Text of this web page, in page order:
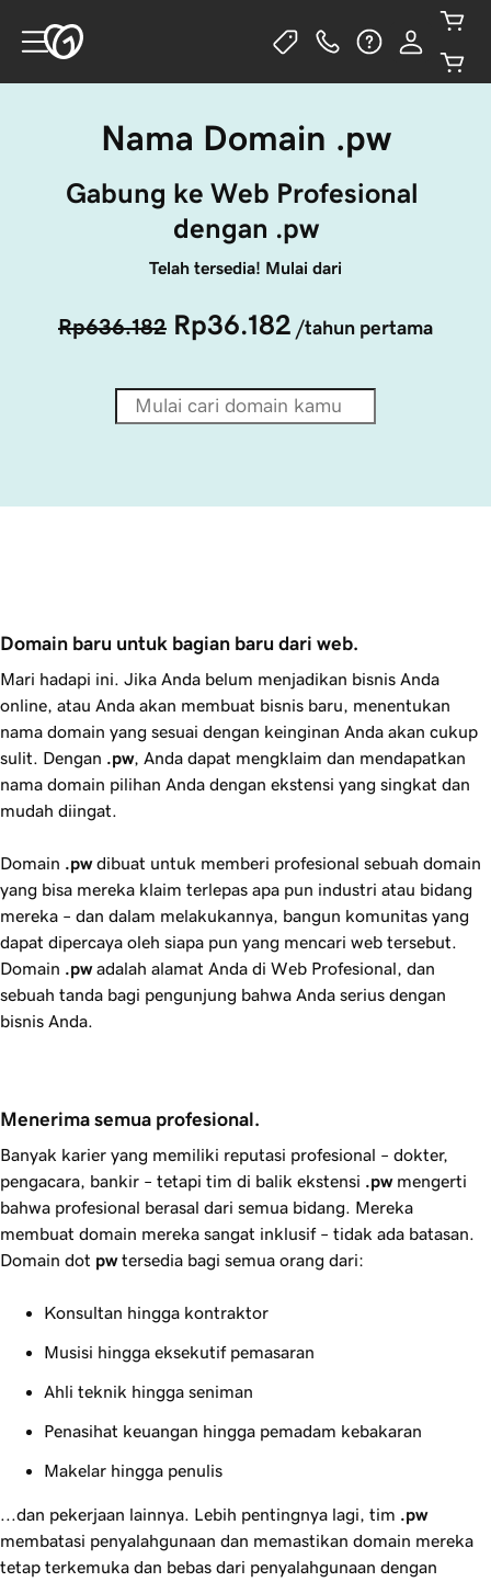
Nama Domain .pw
Gabung ke Web Profesional
dengan .pw
Telah tersedia! Mulai dari
Rp636.182 Rp36.182 /tahun pertama
Domain baru untuk bagian baru dari web.
Mari hadapi ini. Jika Anda belum menjadikan bisnis Anda
online, atau Anda akan membuat bisnis baru, menentukan
nama domain yang sesuai dengan keinginan Anda akan cukup
sulit. Dengan .pw, Anda dapat mengklaim dan mendapatkan
nama domain pilihan Anda dengan ekstensi yang singkat dan
mudah diingat.
Domain .pwdibuat untuk memberi profesional sebuah domain
yang bisa mereka klaim terlepas apa pun industri atau bidang
mereka – dan dalam melakukannya, bangun komunitas yang
dapat dipercaya oleh siapa pun yang mencari web tersebut.
Domain .pwadalah alamat Anda di Web Profesional, dan
sebuah tanda bagi pengunjung bahwa Anda serius dengan
bisnis Anda.
Menerima semua profesional.
Banyak karier yang memiliki reputasi profesional – dokter,
pengacara, bankir – tetapi tim di balik ekstensi .pwmengerti
bahwa profesional berasal dari semua bidang. Mereka
membuat domain mereka sangat inklusif – tidak ada batasan.
Domain dot pwtersedia bagi semua orang dari:
Konsultan hingga kontraktor
Musisi hingga eksekutif pemasaran
Ahli teknik hingga seniman
Penasihat keuangan hingga pemadam kebakaran
Makelar hingga penulis
...dan pekerjaan lainnya. Lebih pentingnya lagi, tim .pw
membatasi penyalahgunaan dan memastikan domain mereka
tetap terkemuka dan bebas dari penyalahgunaan dengan